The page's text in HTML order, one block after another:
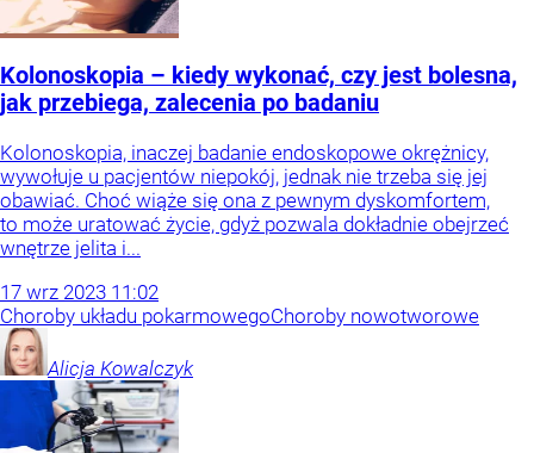
Kolonoskopia – kiedy wykonać, czy jest bolesna,
jak przebiega, zalecenia po badaniu
Kolonoskopia, inaczej badanie endoskopowe okrężnicy,
wywołuje u pacjentów niepokój, jednak nie trzeba się jej
obawiać. Choć wiąże się ona z pewnym dyskomfortem,
to może uratować życie, gdyż pozwala dokładnie obejrzeć
wnętrze jelita i...
17 wrz 2023 11:02
Choroby układu pokarmowegoChoroby nowotworowe
Alicja Kowalczyk